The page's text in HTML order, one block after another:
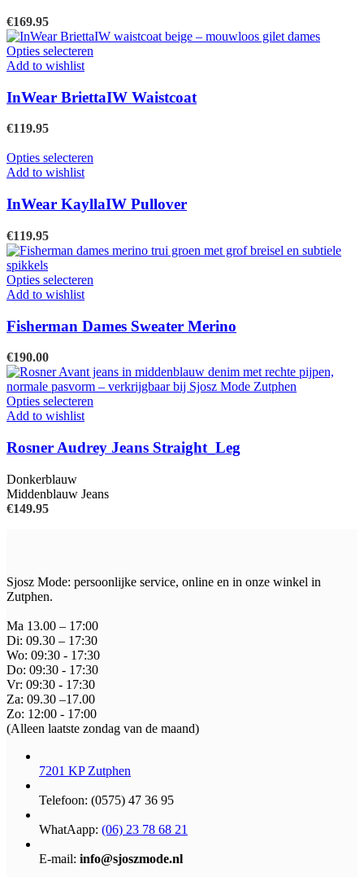
optie
kan
gekozen
de
€169.95
Opties selecteren
meerdere
variaties.
gekozen
op
de
Add to wishlist
InWear BriettaIW Waistcoat
€119.95
Opties selecteren
meerdere
variaties.
kan
worden
productpagina
Add to wishlist
InWear KayllaIW Pullover
€119.95
Opties selecteren
meerdere
variaties.
optie
kan
gekozen
worden
productpagina
Add to wishlist
Fisherman Dames Sweater Merino
€190.00
Opties selecteren
meerdere
variaties.
kan
productpagina
Add to wishlist
Rosner Audrey Jeans Straight_Leg
Donkerblauw
Middenblauw Jeans
€149.95
Sjosz Mode: persoonlijke service, online en in onze winkel in
Zutphen.
Ma 13.00 – 17:00
Di: 09.30 – 17:30
Wo: 09:30 - 17:30
Do: 09:30 - 17:30
Vr: 09:30 - 17:30
Za: 09.30 –17.00
Zo: 12:00 - 17:00
(Alleen laatste zondag van de maand)
7201 KP Zutphen
Telefoon: (0575) 47 36 95
WhatAapp: (06) 23 78 68 21
E-mail: info@sjoszmode.nl